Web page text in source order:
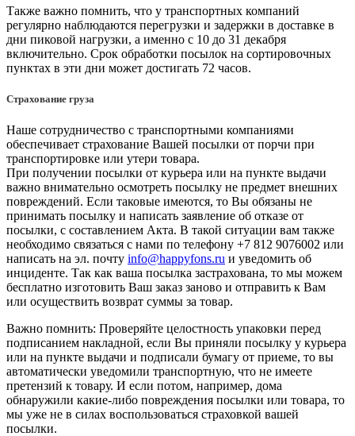
Также важно помнить, что у транспортных компаний
регулярно наблюдаются перегрузки и задержки в доставке в
дни пиковой нагрузки, а именно с 10 до 31 декабря
включительно. Срок обработки посылок на сортировочных
пунктах в эти дни может достигать 72 часов.
Страхование груза
Наше сотрудничество с транспортными компаниями
обеспечивает страхование Вашей посылки от порчи при
транспортировке или утери товара.
При получении посылки от курьера или на пункте выдачи
важно внимательно осмотреть посылку не предмет внешних
повреждений. Если таковые имеются, то Вы обязаны не
принимать посылку и написать заявление об отказе от
посылки, с составлением Акта. В такой ситуации вам также
необходимо связаться с нами по телефону +7 812 9076002 или
написать на эл. почту info@happyfons.ru и уведомить об
инциденте. Так как ваша посылка застрахована, то мы можем
бесплатно изготовить Ваш заказ заново и отправить к Вам
или осуществить возврат суммы за товар.
Важно помнить: Проверяйте целостность упаковки перед
подписанием накладной, если Вы приняли посылку у курьера
или на пункте выдачи и подписали бумагу от приеме, то вы
автоматически уведомили транспортную, что не имеете
претензий к товару. И если потом, например, дома
обнаружили какие-либо повреждения посылки или товара, то
мы уже не в силах воспользоваться страховкой вашей
посылки.